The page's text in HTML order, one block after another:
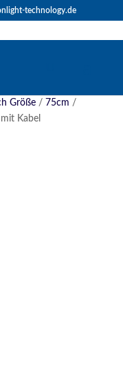
technology.de
Größe/ 75cm /
Kabel